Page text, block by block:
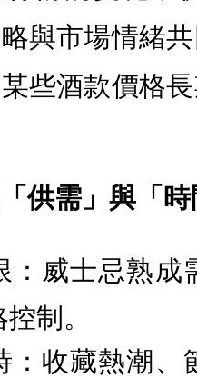
與市場情緒
些酒款價格
供需」與「
威士忌熟成
制。
收藏熱潮、